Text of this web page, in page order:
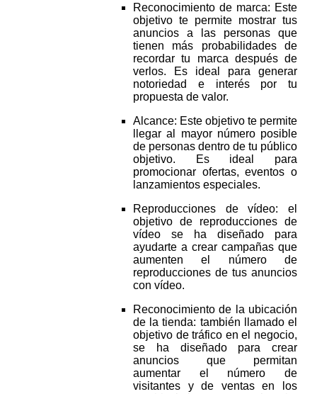
Reconocimiento de marca: Este
objetivo te permite mostrar tus
anuncios a las personas que
tienen más probabilidades de
recordar tu marca después de
verlos. Es ideal para generar
notoriedad e interés por tu
propuesta de valor.
Alcance: Este objetivo te permite
llegar al mayor número posible
de personas dentro de tu público
objetivo. Es ideal para
promocionar ofertas, eventos o
lanzamientos especiales.
Reproducciones de vídeo: el
objetivo de reproducciones de
vídeo se ha diseñado para
ayudarte a crear campañas que
aumenten el número de
reproducciones de tus anuncios
con vídeo.
Reconocimiento de la ubicación
de la tienda: también llamado el
objetivo de tráfico en el negocio,
se ha diseñado para crear
anuncios que permitan
aumentar el número de
visitantes y de ventas en los